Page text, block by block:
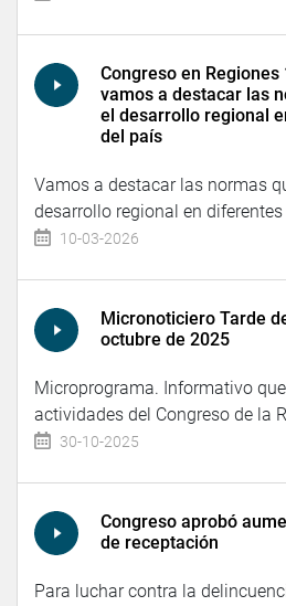
Congreso en
vamos a destacar las
el desarrollo regional
del país
Vamos a destacar las normas
desarrollo regional en
10-03-2026
Micronoticiero Tarde
octubre de 2025
Microprograma. Informativo
actividades del Congreso de la
30-10-2025
Congreso aprobó
de receptación
Para luchar contra la